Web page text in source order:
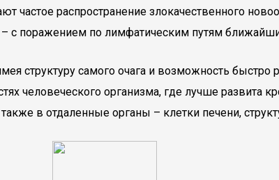
частое распространение злокачественного
– с поражением по лимфатическим путям
структуру самого очага и возможность
человеческого организма, где лучше развита
в отдаленные органы – клетки печени,